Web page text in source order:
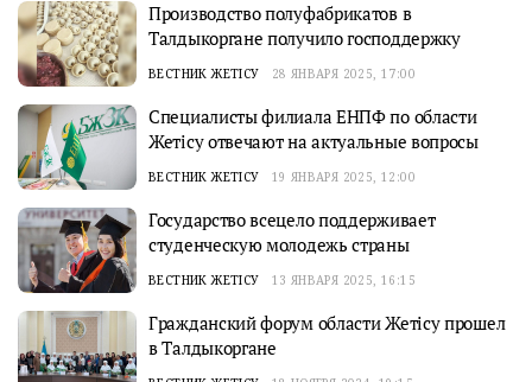
Производство полуфабрикатов в
Талдыкоргане получило господдержку
ВЕСТНИК ЖЕТІСУ 28 ЯНВАРЯ 2025, 17:00
Специалисты филиала ЕНПФ по области
Жетісу отвечают на актуальные вопросы
ВЕСТНИК ЖЕТІСУ 19 ЯНВАРЯ 2025, 12:00
Государство всецело поддерживает
студенческую молодежь страны
ВЕСТНИК ЖЕТІСУ 13 ЯНВАРЯ 2025, 16:15
Гражданский форум области Жетicy прошел
в Талдыкоргане